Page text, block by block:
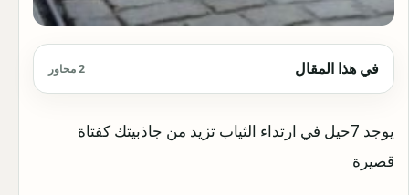
في هذا المقال 2 محاور
يوجد 7حيل في ارتداء الثياب تزيد من جاذبيتك كفتاة
قصيرة